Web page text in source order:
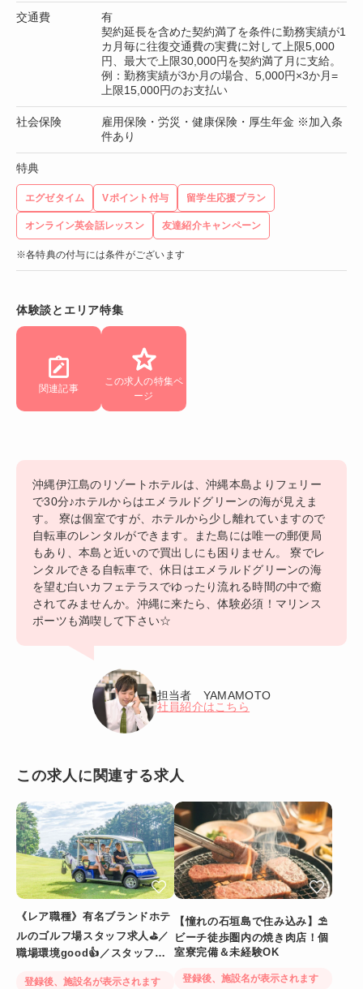
交通費
有
契約延長を含めた契約満了を条件に勤務実績が1
カ月毎に往復交通費の実費に対して上限5,000
円、最大で上限30,000円を契約満了月に支給。
例：勤務実績が3か月の場合、5,000円×3か月=
上限15,000円のお支払い
社会保険
雇用保険・労災・健康保険・厚生年金 ※加入条
件あり
特典
エグゼタイム Vポイント付与 留学生応援プラン
オンライン英会話レッスン 友達紹介キャンペーン
※各特典の付与には条件がございます
体験談とエリア特集
関連記事
この求人の特集ペ
ージ
沖縄伊江島のリゾートホテルは、沖縄本島よりフェリー
で30分♪ホテルからはエメラルドグリーンの海が見えま
す。 寮は個室ですが、ホテルから少し離れていますので
自転車のレンタルができます。また島には唯一の郵便局
もあり、本島と近いので買出しにも困りません。 寮でレ
ンタルできる自転車で、休日はエメラルドグリーンの海
を望む白いカフェテラスでゆったり流れる時間の中で癒
されてみませんか。沖縄に来たら、体験必須！マリンス
ポーツも満喫して下さい☆
担当者 YAMAMOTO
社員紹介はこちら
この求人に関連する求人
《レア職種》有名ブランドホテ
ルのゴルフ場スタッフ求人⛳／
職場環境good👍／スタッフ満
登録後、施設名が表示されます
【憧れの石垣島で住み込み】⛱
ビーチ徒歩圏内の焼き肉店！個
室寮完備＆未経験OK
登録後、施設名が表示されます